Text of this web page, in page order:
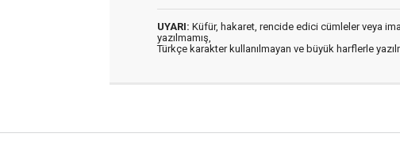
UYARI: Küfür, hakaret, rencide edici cümleler veya
yazılmamış,
Türkçe karakter kullanılmayan ve büyük harflerle